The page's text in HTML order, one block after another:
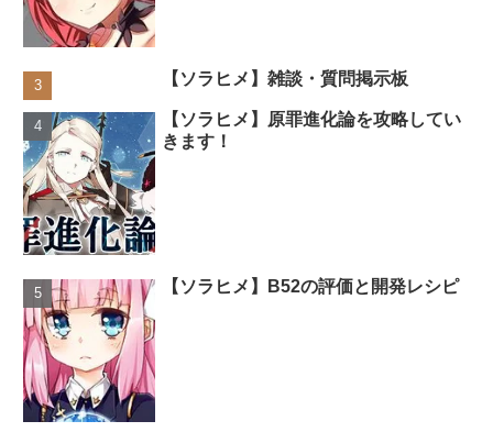
【ソラヒメ】雑談・質問掲示板
【ソラヒメ】原罪進化論を攻略してい
きます！
【ソラヒメ】B52の評価と開発レシピ